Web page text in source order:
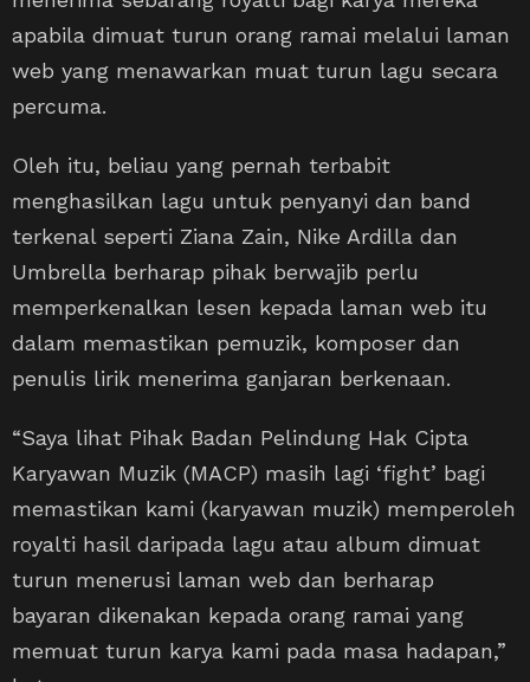
apabila dimuat turun orang ramai melalui laman
web yang menawarkan muat turun lagu secara
percuma.
Oleh itu, beliau yang pernah terbabit
menghasilkan lagu untuk penyanyi dan band
terkenal seperti Ziana Zain, Nike Ardilla dan
Umbrella berharap pihak berwajib perlu
memperkenalkan lesen kepada laman web itu
dalam memastikan pemuzik, komposer dan
penulis lirik menerima ganjaran berkenaan.
“Saya lihat Pihak Badan Pelindung Hak Cipta
Karyawan Muzik (MACP) masih lagi ‘fight’ bagi
memastikan kami (karyawan muzik) memperoleh
royalti hasil daripada lagu atau album dimuat
turun menerusi laman web dan berharap
bayaran dikenakan kepada orang ramai yang
memuat turun karya kami pada masa hadapan,”